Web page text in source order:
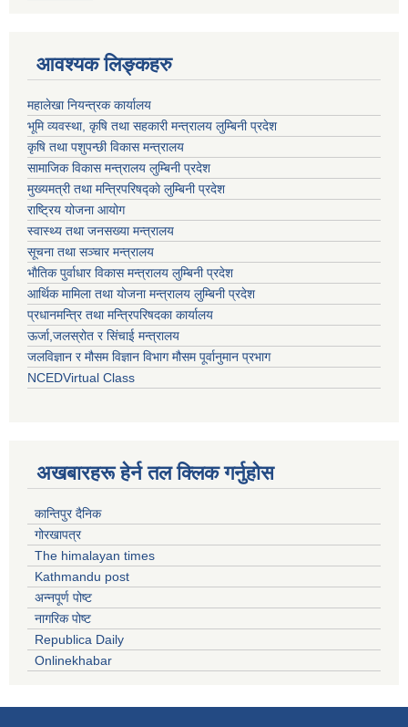
आवश्यक लिङ्कहरु
महालेखा नियन्त्रक कार्यालय
भूमि व्यवस्था, कृषि तथा सहकारी मन्त्रालय लुम्बिनी प्रदेश
कृषि तथा पशुपन्छी विकास मन्त्रालय
सामाजिक विकास मन्त्रालय लुम्बिनी प्रदेश
मुख्यमत्री तथा मन्त्रिपरिषद्काे लुम्बिनी प्रदेश
राष्ट्रिय योजना आयोग
स्वास्थ्य तथा जनसख्या मन्त्रालय
सूचना तथा सञ्चार मन्त्रालय
भाैतिक पुर्वाधार विकास मन्त्रालय लुम्बिनी प्रदेश
आर्थिक मामिला तथा योजना मन्त्रालय लुम्बिनी प्रदेश
प्रधानमन्त्रि तथा मन्त्रिपरिषदका कार्यालय
ऊर्जा,जलस्रोत र सिंचाई मन्त्रालय
जलविज्ञान र मौसम विज्ञान विभाग मौसम पूर्वानुमान प्रभाग
NCEDVirtual Class
अखबारहरू हेर्न तल क्लिक गर्नुहोस
कान्तिपुर दैनिक
गोरखापत्र
The himalayan times
Kathmandu post
अन्नपूर्ण पोष्ट
नागरिक पोष्ट
Republica Daily
Onlinekhabar